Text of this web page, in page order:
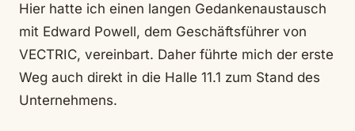
Hier hatte ich einen langen Gedankenaustausch
mit Edward Powell, dem Geschäftsführer von
VECTRIC, vereinbart. Daher führte mich der erste
Weg auch direkt in die Halle 11.1 zum Stand des
Unternehmens.